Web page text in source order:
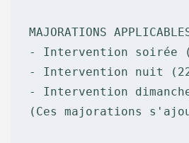
MAJORATIONS
- Intervention soirée
- Intervention nuit
- Intervention
(Ces majorations